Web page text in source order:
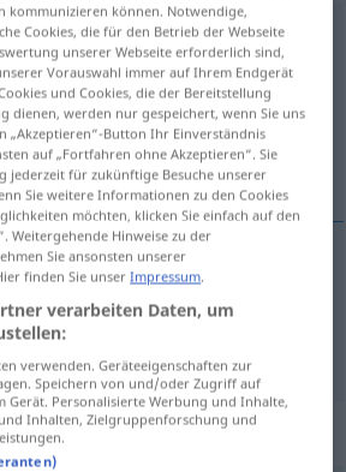
;-ge-;→sprechen>
anklicken/antippen)
bei einem Anwalt usw
für "vorsprechen"
kommunizieren können. Notwendige,
Cookies, die für den Betrieb der Webseite
unserer Webseite erforderlich sind,
Vorauswahl immer auf Ihrem Endgerät
und Cookies, die der Bereitstellung
dienen, werden nur gespeichert, wenn Sie uns
„Akzeptieren“-Button Ihr Einverständnis
auf „Fortfahren ohne Akzeptieren“. Sie
jederzeit für zukünftige Besuche unserer
Sie weitere Informationen zu den Cookies
möchten, klicken Sie einfach auf den
Weitergehende Hinweise zu der
Sie ansonsten unserer
finden Sie unserImpressum.
verarbeiten Daten, um
verwenden. Geräteeigenschaften zur
Speichern von und/oder Zugriff auf
Gerät. Personalisierte Werbung und Inhalte,
Inhalten, Zielgruppenforschung und